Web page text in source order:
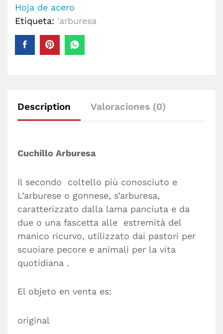
Hoja de acero
Etiqueta: 'arburesa
Description Valoraciones (0)
Cuchillo Arburesa
Il secondo coltello più conosciuto e
L’arburese o gonnese, s’arburesa,
caratterizzato dalla lama panciuta e da
due o una fascetta alle estremità del
manico ricurvo, utilizzato dai pastori per
scuoiare pecore e animali per la vita
quotidiana .
El objeto en venta es:
original